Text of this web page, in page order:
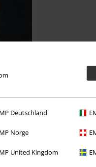
Deutschland
Norge
United Kingdom